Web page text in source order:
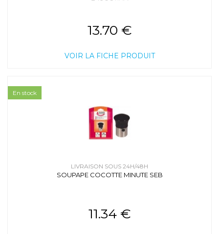
13.70 €
VOIR LA FICHE PRODUIT
LIVRAISON SOUS 24H/48H
SOUPAPE COCOTTE MINUTE SEB
11.34 €
En stock